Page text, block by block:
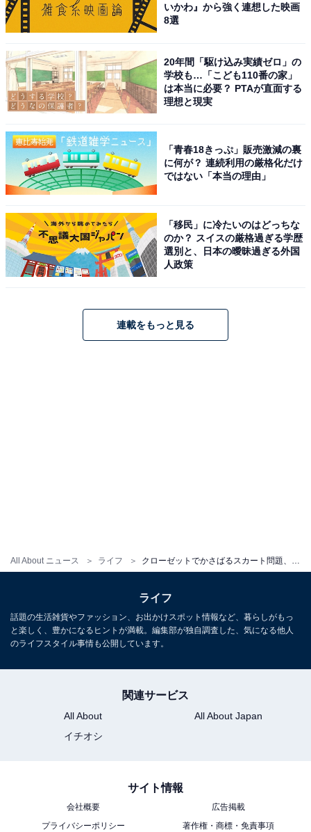
All About ニュース ライフ
裏から見ると（筆者撮影）
で、基本は4枚のスカートを下げるのだと思います（筆
者が持っているスカートは3枚です）。でも4枚以上スカ
ートがあったら、2枚一緒に挟むこともできそうですよ
がりは出てきてしまいます）。
ハンガー4個買うより安上がり
いかわ』から強く連想した映画
8選
20年間「駆け込み実績ゼロ」の
学校も…「こども110番の家」
は本当に必要？ PTAが直面する
理想と現実
「青春18きっぷ」販売激減の裏
に何が？ 連続利用の厳格化だけ
ではない「本当の理由」
「移民」に冷たいのはどっちな
のか？ スイスの厳格過ぎる学歴
選別と、日本の曖昧過ぎる外国
人政策
連載をもっと見る
ライフ
話題の生活雑貨やファッション、お出かけスポット情報など、暮らしがもっ
と楽しく、豊かになるヒントが満載。編集部が独自調査した、気になる他人
のライフスタイル事情も公開しています。
関連サービス
All About
All About Japan
イチオシ
サイト情報
会社概要
広告掲載
プライバシーポリシー
著作権・商標・免責事項